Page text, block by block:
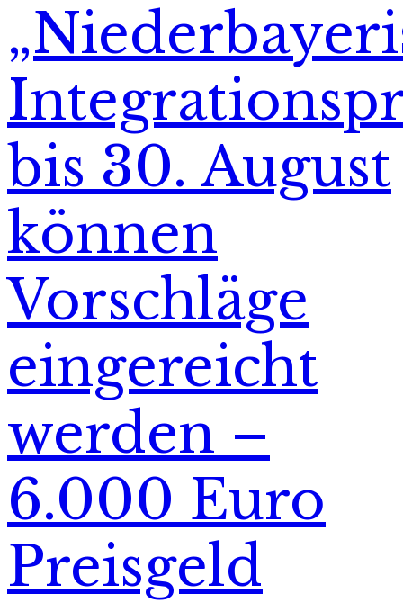
bis 30. August
können
Vorschläge
eingereicht
werden –
6.000 Euro
Preisgeld